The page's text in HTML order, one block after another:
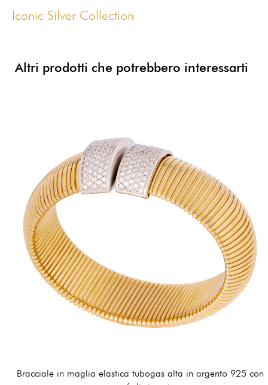
Iconic Silver Collection
Altri prodotti che potrebbero interessarti
Bracciale in maglia elastica tubogas alta in argento 925 con